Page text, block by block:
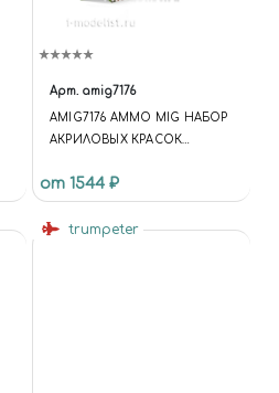
Арт. amig7176
AMIG7176 AMMO MIG НАБОР
АКРИЛОВЫХ КРАСОК
COLORS /
РАСТИТЕЛЬНОСТЬ
ДИОРАМА
от 1544 ₽
trumpeter